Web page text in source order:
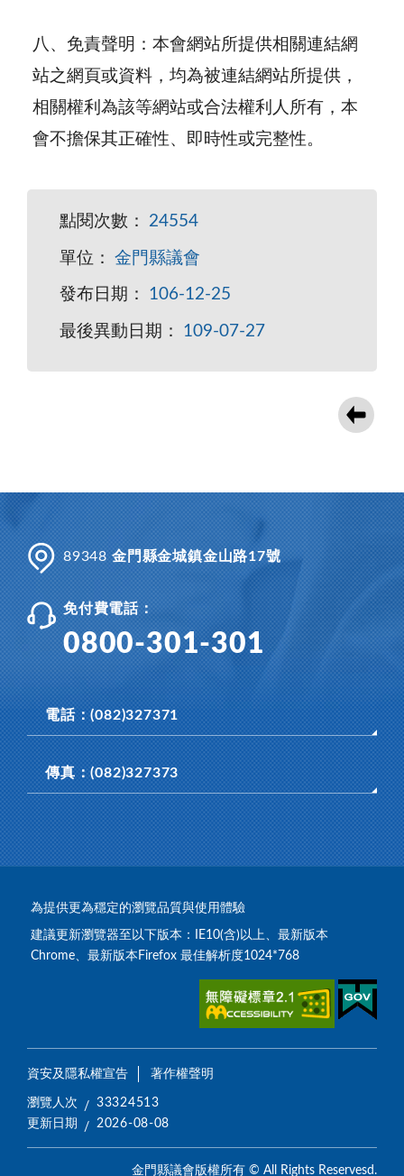
八、 免責聲明：本會網站所提供相關連結網
站之網頁或資料，均為被連結網站所提供，
相關權利為該等網站或合法權利人所有，本
會不擔保其正確性、即時性或完整性。
點閱次數： 24554
單位： 金門縣議會
發布日期： 106-12-25
最後異動日期： 109-07-27
89348 金門縣金城鎮金山路17號
免付費電話：
0800-301-301
電話：(082)327371
傳真：(082)327373
為提供更為穩定的瀏覽品質與使用體驗
建議更新瀏覽器至以下版本：IE10(含)以上、最新版本
Chrome、最新版本Firefox 最佳解析度1024*768
資安及隱私權宣告 著作權聲明
瀏覽人次
33324513
更新日期
2026-08-08
金門縣議會版權所有 © All Rights Reservesd.